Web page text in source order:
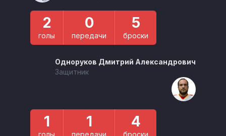
2
голы
0
передачи
5
броски
Одноруков Дмитрий Александрович
Защитник
1
голы
1
передачи
4
броски